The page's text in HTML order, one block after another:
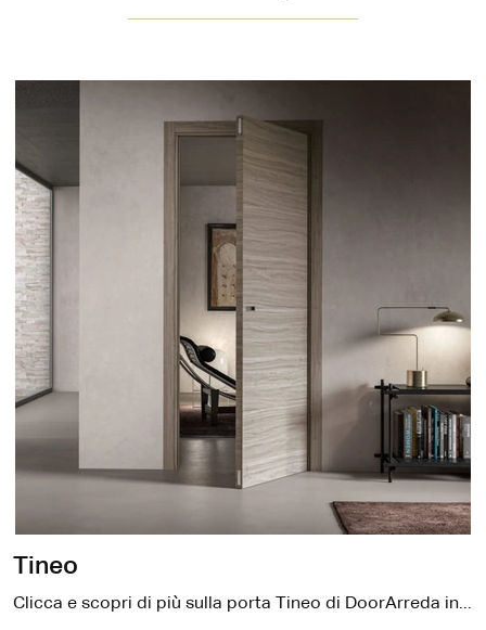
Tineo
Clicca e scopri di più sulla porta Tineo di DoorArreda in legno: le più originali porte da interno a battente ti aspettano.